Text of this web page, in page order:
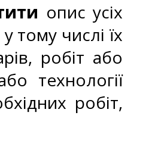
опис усіх
тому числі їх
робіт або
технології
робіт,